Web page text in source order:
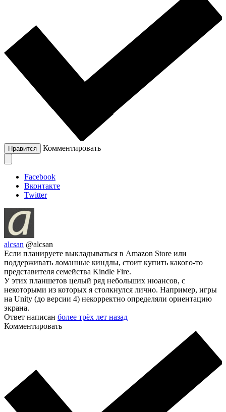
Нравится Комментировать
Facebook
Вконтакте
Twitter
alcsan @alcsan
Если планируете выкладываться в Amazon Store или
поддерживать ломанные киндлы, стоит купить какого-то
представителя семейства Kindle Fire.
У этих планшетов целый ряд небольших нюансов, с
некоторыми из которых я столкнулся лично. Например, игры
на Unity (до версии 4) некорректно определяли ориентацию
экрана.
Ответ написан более трёх лет назад
Комментировать